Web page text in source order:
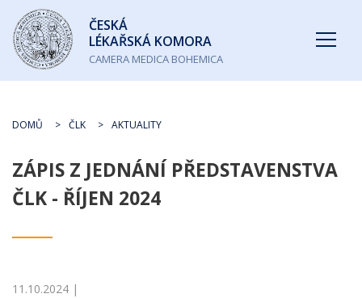
Česká
lékařská
komora
ČESKÁ
LÉKAŘSKÁ KOMORA
CAMERA MEDICA BOHEMICA
DOMŮ ČLK AKTUALITY
ZÁPIS Z JEDNÁNÍ PŘEDSTAVENSTVA
ČLK - ŘÍJEN 2024
11.10.2024 |